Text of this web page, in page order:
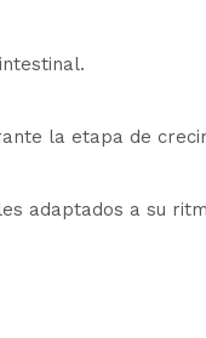
la etapa de
adaptados a su